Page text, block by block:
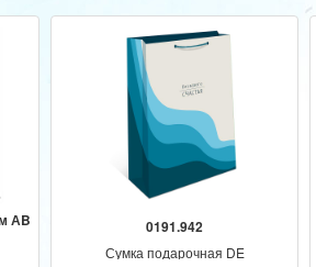
АB 0191.942
Сумка подарочная DE